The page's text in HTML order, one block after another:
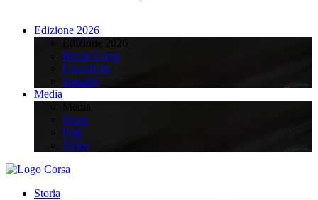
Edizione 2026
Recap Corsa
Classifiche
Squadre
Media
News
Foto
Video
Storia